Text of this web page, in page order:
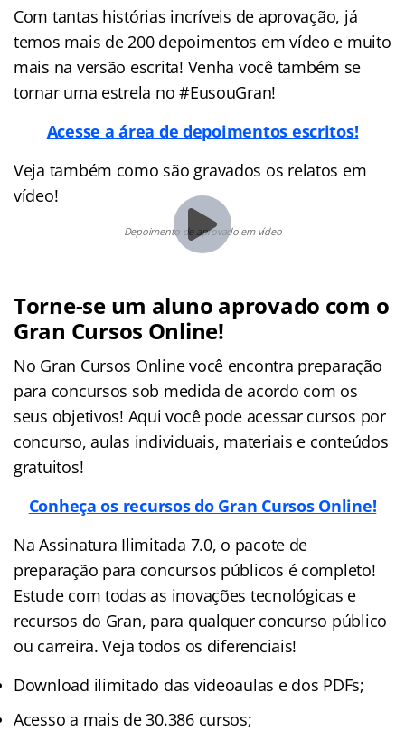
Com tantas histórias incríveis de aprovação, já
temos mais de 200 depoimentos em vídeo e muito
mais na versão escrita! Venha você também se
tornar uma estrela no #EusouGran!
Acesse a área de depoimentos escritos!
Veja também como são gravados os relatos em
vídeo!
Depoimento de aprovado em vídeo
Torne-se um aluno aprovado com o
Gran Cursos Online!
No Gran Cursos Online você encontra preparação
para concursos sob medida de acordo com os
seus objetivos! Aqui você pode acessar cursos por
concurso, aulas individuais, materiais e conteúdos
gratuitos!
Conheça os recursos do Gran Cursos Online!
Na Assinatura Ilimitada 7.0, o pacote de
preparação para concursos públicos é completo!
Estude com todas as inovações tecnológicas e
recursos do Gran, para qualquer concurso público
ou carreira. Veja todos os diferenciais!
Download ilimitado das videoaulas e dos PDFs;
Acesso a mais de 30.386 cursos;